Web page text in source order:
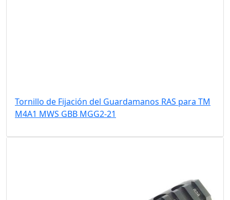
Tornillo de Fijación del Guardamanos RAS para TM
M4A1 MWS GBB MGG2-21